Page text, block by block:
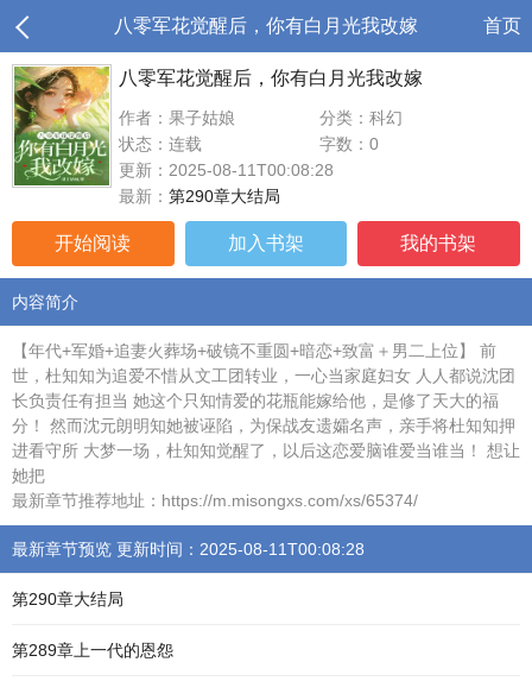
八零军花觉醒后，你有白月光我改嫁 首页
八零军花觉醒后，你有白月光我改嫁
作者：果子姑娘
分类：科幻
状态：连载
字数：0
更新：2025-08-11T00:08:28
最新： 第290章大结局
开始阅读 加入书架 我的书架
内容简介
【年代+军婚+追妻火葬场+破镜不重圆+暗恋+致富＋男二上位】 前
世，杜知知为追爱不惜从文工团转业，一心当家庭妇女 人人都说沈团
长负责任有担当 她这个只知情爱的花瓶能嫁给他，是修了天大的福
分！ 然而沈元朗明知她被诬陷，为保战友遗孀名声，亲手将杜知知押
进看守所 大梦一场，杜知知觉醒了，以后这恋爱脑谁爱当谁当！ 想让
她把
最新章节推荐地址：https://m.misongxs.com/xs/65374/
最新章节预览 更新时间：2025-08-11T00:08:28
第290章大结局
第289章上一代的恩怨